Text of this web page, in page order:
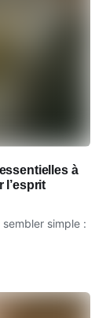
à
l’esprit
simple :